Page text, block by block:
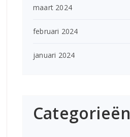
maart 2024
februari 2024
januari 2024
Categorieën